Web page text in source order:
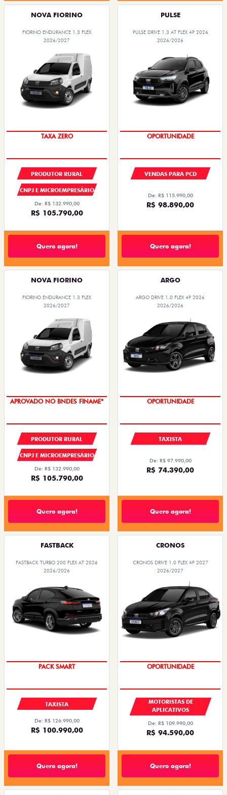
NOVA FIORINO
FIORINO ENDURANCE 1.3 FLEX
2026/2027
TAXA ZERO
PRODUTOR RURAL
CNPJ E MICROEMPRESÁRIO
De: R$ 132.990,00
R$ 105.790,00
Quero agora!
PULSE
PULSE DRIVE 1.3 AT FLEX 4P 2026
2026/2026
OPORTUNIDADE
VENDAS PARA PCD
De: R$ 115.990,00
R$ 98.890,00
Quero agora!
NOVA FIORINO
FIORINO ENDURANCE 1.3 FLEX
2026/2027
APROVADO NO BNDES FINAME*
PRODUTOR RURAL
CNPJ E MICROEMPRESÁRIO
De: R$ 132.990,00
R$ 105.790,00
Quero agora!
ARGO
ARGO DRIVE 1.0 FLEX 4P 2026
2026/2026
OPORTUNIDADE
TAXISTA
De: R$ 97.990,00
R$ 74.390,00
Quero agora!
FASTBACK
FASTBACK TURBO 200 FLEX AT 2026
2026/2026
PACK SMART
TAXISTA
De: R$ 126.990,00
R$ 100.990,00
Quero agora!
CRONOS
CRONOS DRIVE 1.0 FLEX 4P 2027
2026/2027
OPORTUNIDADE
MOTORISTAS DE
APLICATIVOS
De: R$ 109.990,00
R$ 94.590,00
Quero agora!